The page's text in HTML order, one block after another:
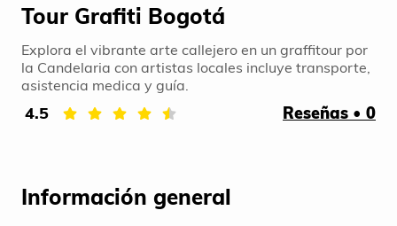
Tour Grafiti Bogotá
Explora el vibrante arte callejero en un graffitour por
la Candelaria con artistas locales incluye transporte,
asistencia medica y guía.
4.5 Reseñas • 0
Información general